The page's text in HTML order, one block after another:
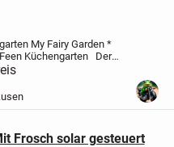
My Fairy Garden *
Feen Küchengarten
Der
für köstliches
und essen können!
Frosch solar gesteuert